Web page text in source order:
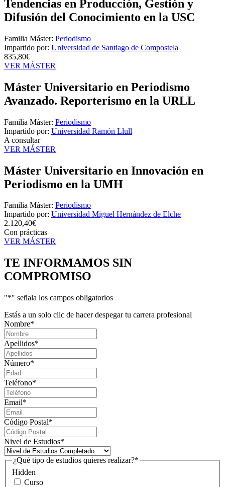
Tendencias en Producción, Gestión y
Difusión del Conocimiento en la USC
Familia Máster: Periodismo
Impartido por: Universidad de Santiago de Compostela
835,80€
VER MÁSTER
Máster Universitario en Periodismo
Avanzado. Reporterismo en la URLL
Familia Máster: Periodismo
Impartido por: Universidad Ramón Llull
A consultar
VER MÁSTER
Máster Universitario en Innovación en
Periodismo en la UMH
Familia Máster: Periodismo
Impartido por: Universidad Miguel Hernández de Elche
2.120,40€
Con prácticas
VER MÁSTER
TE INFORMAMOS SIN
COMPROMISO
"*" señala los campos obligatorios
Estás a un solo clic de hacer despegar tu carrera profesional
Nombre*
Apellidos*
Número*
Teléfono*
Email*
Código Postal*
Nivel de Estudios*
Hidden
¿Qué tipo de estudios quieres realizar?*
Curso